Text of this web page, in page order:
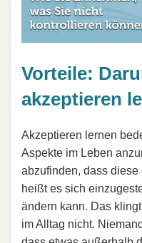
Vorteile:
akzeptieren
Akzeptieren lernen
Aspekte im Leben
abzufinden, dass
heißt es sich
ändern kann. Das
im Alltag nicht.